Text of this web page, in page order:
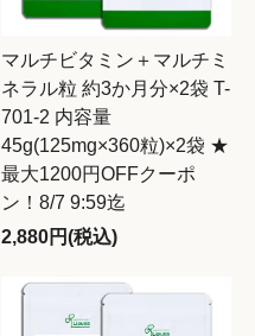
マルチビタミン＋マルチミ
ネラル粒 約3か月分×2袋 T-
701-2 内容量
45g(125mg×360粒)×2袋 ★
最大1200円OFFクーポ
ン！8/7 9:59迄
2,880円(税込)